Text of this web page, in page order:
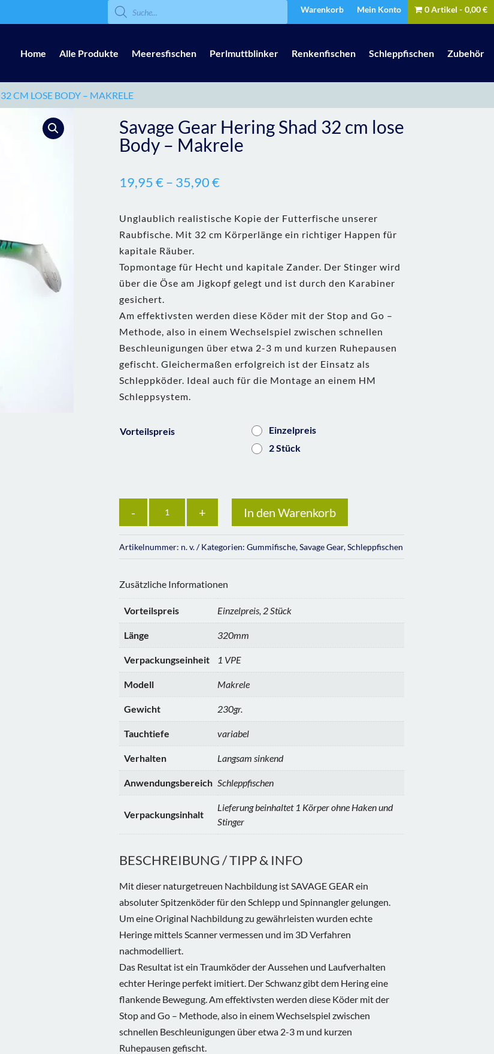
Products
search
Warenkorb Mein Konto 0 Artikel 0,00 €
Home Alle Produkte Meeresfischen Perlmuttblinker Renkenfischen Schleppfischen Zubehör
CM LOSE BODY – MAKRELE
Savage Gear Hering Shad 32 cm lose
Body – Makrele
19,95€– 35,90€
Unglaublich realistische Kopie der Futterfische unserer
Raubfische. Mit 32 cm Körperlänge ein richtiger Happen für
kapitale Räuber.
Topmontage für Hecht und kapitale Zander. Der Stinger wird
über die Öse am Jigkopf gelegt und ist durch den Karabiner
gesichert.
Am effektivsten werden diese Köder mit der Stop and Go –
Methode, also in einem Wechselspiel zwischen schnellen
Beschleunigungen über etwa 2-3 m und kurzen Ruhepausen
gefischt. Gleichermaßen erfolgreich ist der Einsatz als
Schleppköder. Ideal auch für die Montage an einem HM
Schleppsystem.
Vorteilspreis
Einzelpreis
2 Stück
In den Warenkorb
Artikelnummer: n. v. Kategorien: Gummifische,Savage Gear,Schleppfischen
Zusätzliche Informationen
Vorteilspreis Einzelpreis, 2 Stück
Länge 320mm
Verpackungseinheit 1 VPE
Modell Makrele
Gewicht 230gr.
Tauchtiefe variabel
Verhalten Langsam sinkend
Anwendungsbereich Schleppfischen
Verpackungsinhalt
Lieferung beinhaltet 1 Körper ohne Haken und
Stinger
BESCHREIBUNG / TIPP & INFO
Mit dieser naturgetreuen Nachbildung ist SAVAGE GEAR ein
absoluter Spitzenköder für den Schlepp und Spinnangler gelungen.
Um eine Original Nachbildung zu gewährleisten wurden echte
Heringe mittels Scanner vermessen und im 3D Verfahren
nachmodelliert.
Das Resultat ist ein Traumköder der Aussehen und Laufverhalten
echter Heringe perfekt imitiert. Der Schwanz gibt dem Hering eine
flankende Bewegung. Am effektivsten werden diese Köder mit der
Stop and Go – Methode, also in einem Wechselspiel zwischen
schnellen Beschleunigungen über etwa 2-3 m und kurzen
Ruhepausen gefischt.